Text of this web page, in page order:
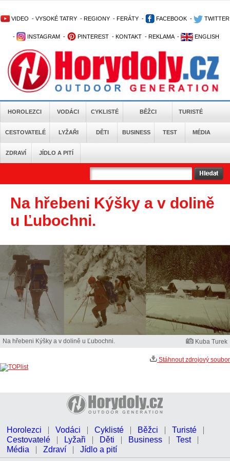
VIDEO - VYSOKÉ TATRY - REGIONY - FERÁTY - FACEBOOK - TWITTER
- INSTAGRAM - PINTEREST - KONTAKT - REKLAMA - ENGLISH
HOROLEZCI VODÁCI CYKLISTÉ BĚŽCI TURISTÉ
CESTOVATELÉ LYŽAŘI DĚTI BUSINESS TEST MÉDIA
ZDRAVÍ JÍDLO A PITÍ
Na hřebeni Kýšky a v dolině
u Ľubochni.
Na hřebeni Kýšky a v dolině u Ľubochni. Kuba Turek
Stáhnout zdrojový soubor
Horolezci Vodáci Cyklisté Běžci
Turisté
Cestovatelé
Lyžaři Děti Business
Test
Média
Zdraví Jídlo a pití